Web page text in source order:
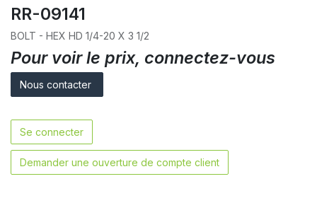
RR-09141
BOLT - HEX HD 1/4-20 X 3 1/2
Pour voir le prix, connectez-vous
Nous contacter
Se connecter
Demander une ouverture de compte client